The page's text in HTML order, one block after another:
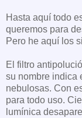
Hasta aquí todo
queremos para
Pero he aquí los
El filtro
su nombre indica
nebulosas. Con
para todo uso.
lumínica